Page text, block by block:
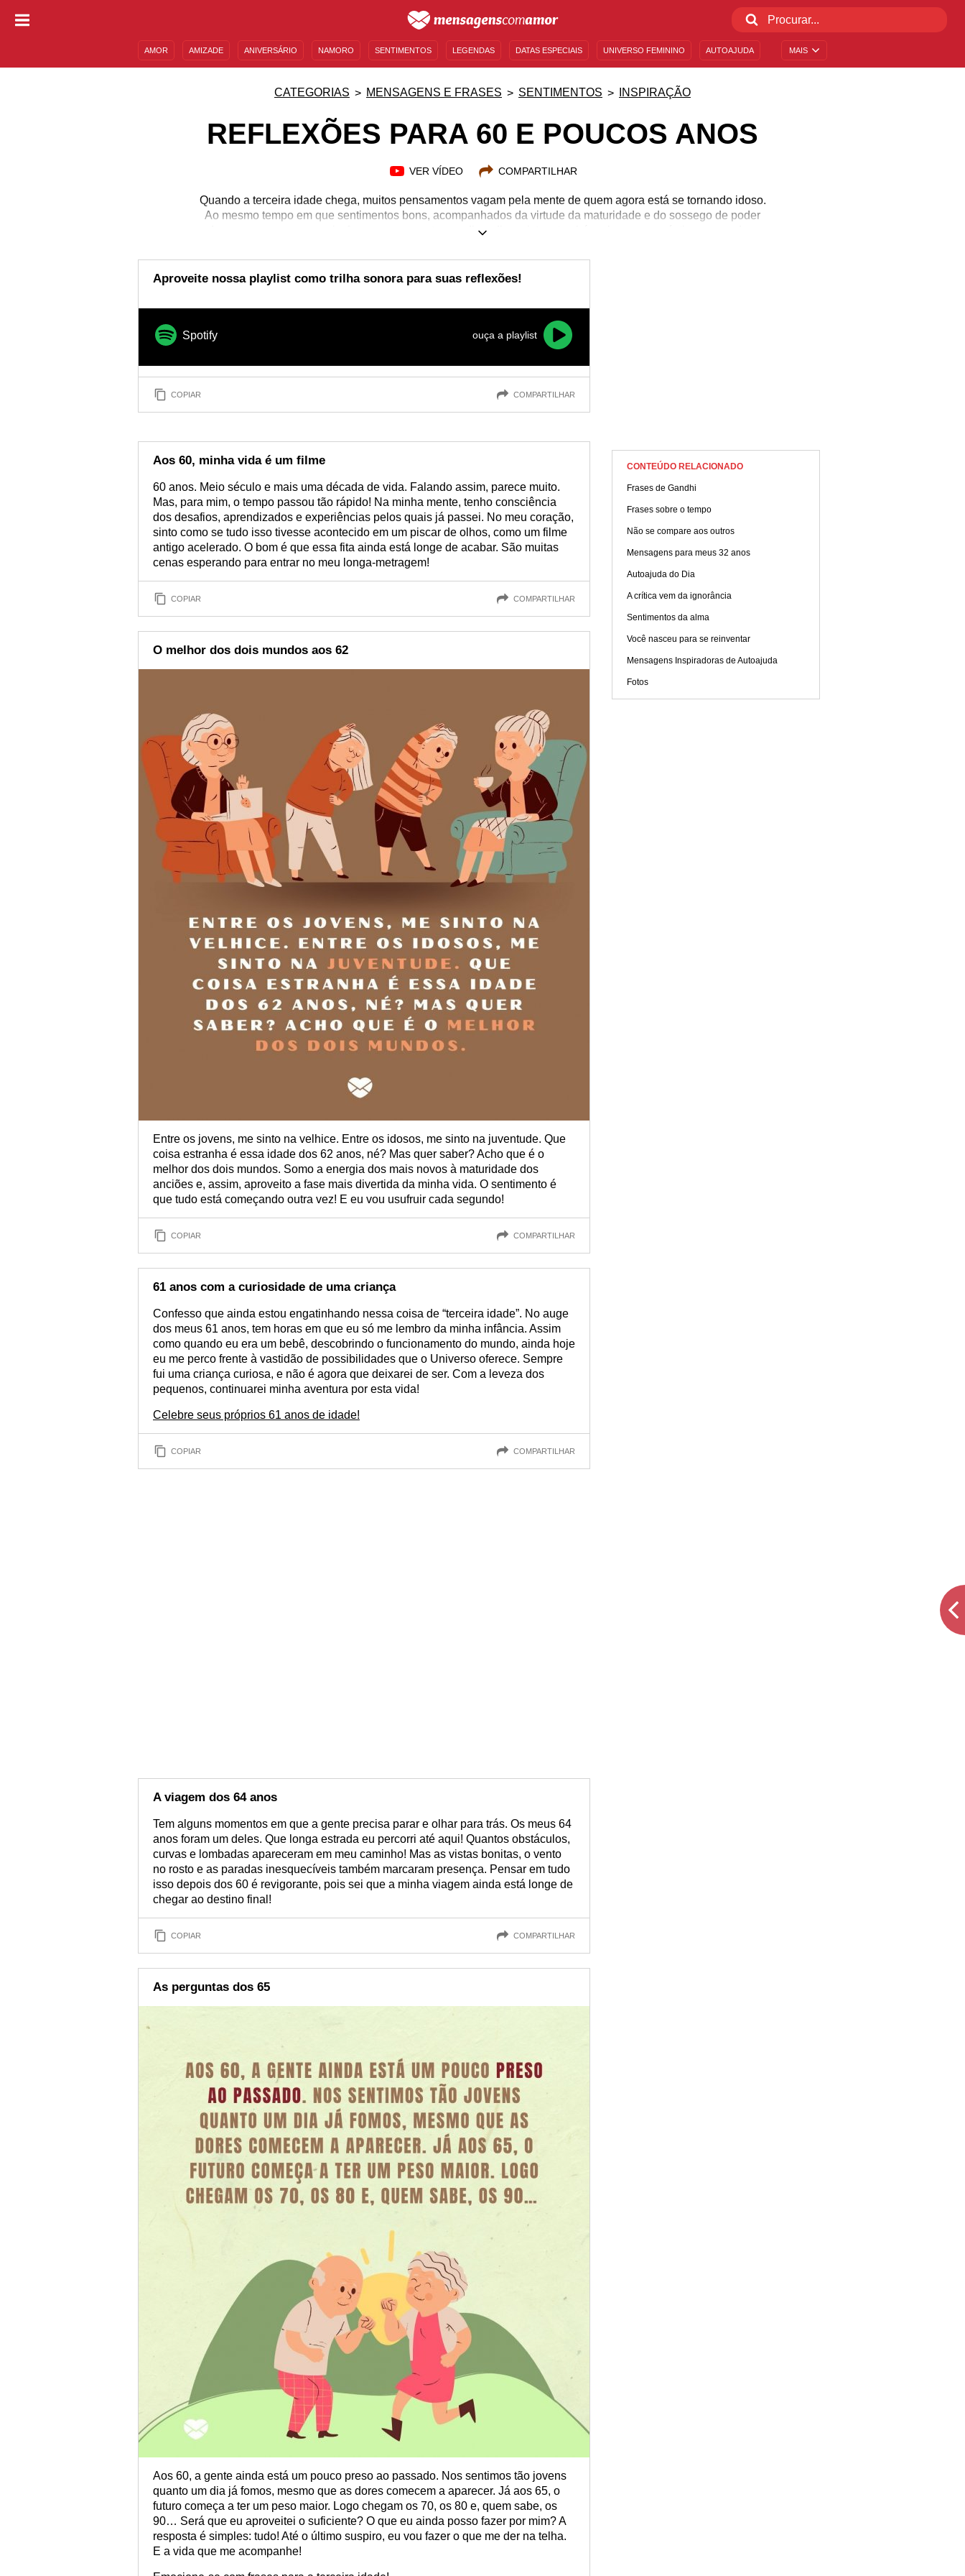
MAIS
AMOR AMIZADE ANIVERSÁRIO NAMORO SENTIMENTOS LEGENDAS DATAS ESPECIAIS UNIVERSO FEMININO AUTOAJUDA
CATEGORIAS MENSAGENS E FRASES SENTIMENTOS INSPIRAÇÃO
REFLEXÕES PARA 60 E POUCOS ANOS
VER VÍDEO COMPARTILHAR
Quando a terceira idade chega, muitos pensamentos vagam pela mente de quem agora está se tornando idoso.
Ao mesmo tempo em que sentimentos bons, acompanhados da virtude da maturidade e do sossego de poder
descansar um pouco mais, fazem-se presentes no dia a dia, existem também algumas angústias que podem
fase. Apesar disso tudo, é sempre bom lembrar que, a partir dos 60, começa a melhor idade, e é sempre tempo
de aproveitar o máximo da vida! Inspire-se com reflexões para os seus sessenta e poucos anos de idade.
Aproveite nossa playlist como trilha sonora para suas reflexões!
Spotify ouça a playlist
COPIAR COMPARTILHAR
Aos 60, minha vida é um filme
60 anos. Meio século e mais uma década de vida. Falando assim, parece muito.
Mas, para mim, o tempo passou tão rápido! Na minha mente, tenho consciência
dos desafios, aprendizados e experiências pelos quais já passei. No meu coração,
sinto como se tudo isso tivesse acontecido em um piscar de olhos, como um filme
antigo acelerado. O bom é que essa fita ainda está longe de acabar. São muitas
cenas esperando para entrar no meu longa-metragem!
COPIAR COMPARTILHAR
O melhor dos dois mundos aos 62
Entre os jovens, me sinto na velhice. Entre os idosos, me sinto na juventude. Que
coisa estranha é essa idade dos 62 anos, né? Mas quer saber? Acho que é o
melhor dos dois mundos. Somo a energia dos mais novos à maturidade dos
anciões e, assim, aproveito a fase mais divertida da minha vida. O sentimento é
que tudo está começando outra vez! E eu vou usufruir cada segundo!
COPIAR COMPARTILHAR
61 anos com a curiosidade de uma criança
Confesso que ainda estou engatinhando nessa coisa de “terceira idade”. No auge
dos meus 61 anos, tem horas em que eu só me lembro da minha infância. Assim
como quando eu era um bebê, descobrindo o funcionamento do mundo, ainda hoje
eu me perco frente à vastidão de possibilidades que o Universo oferece. Sempre
fui uma criança curiosa, e não é agora que deixarei de ser. Com a leveza dos
pequenos, continuarei minha aventura por esta vida!
Celebre seus próprios 61 anos de idade!
COPIAR COMPARTILHAR
A viagem dos 64 anos
Tem alguns momentos em que a gente precisa parar e olhar para trás. Os meus 64
anos foram um deles. Que longa estrada eu percorri até aqui! Quantos obstáculos,
curvas e lombadas apareceram em meu caminho! Mas as vistas bonitas, o vento
no rosto e as paradas inesquecíveis também marcaram presença. Pensar em tudo
isso depois dos 60 é revigorante, pois sei que a minha viagem ainda está longe de
chegar ao destino final!
COPIAR COMPARTILHAR
As perguntas dos 65
Aos 60, a gente ainda está um pouco preso ao passado. Nos sentimos tão jovens
quanto um dia já fomos, mesmo que as dores comecem a aparecer. Já aos 65, o
futuro começa a ter um peso maior. Logo chegam os 70, os 80 e, quem sabe, os
90… Será que eu aproveitei o suficiente? O que eu ainda posso fazer por mim? A
resposta é simples: tudo! Até o último suspiro, eu vou fazer o que me der na telha.
E a vida que me acompanhe!
CONTEÚDO RELACIONADO
Frases de Gandhi
Frases sobre o tempo
Não se compare aos outros
Mensagens para meus 32 anos
Autoajuda do Dia
A crítica vem da ignorância
Sentimentos da alma
Você nasceu para se reinventar
Mensagens Inspiradoras de Autoajuda
Fotos